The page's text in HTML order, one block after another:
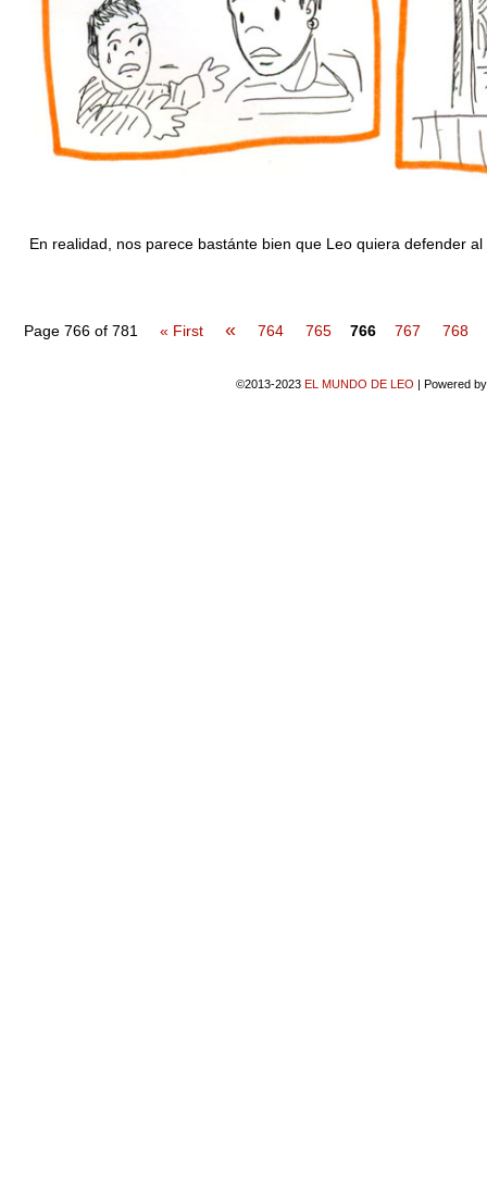
En realidad, nos parece bastánte bien que Leo quiera defender al
Page 766 of 781 « First « 764 765 766 767 768
©2013-2023 EL MUNDO DE LEO | Powered